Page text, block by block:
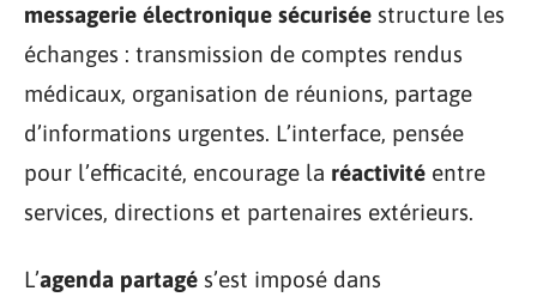
messagerie électronique sécurisée structure les
échanges : transmission de comptes rendus
médicaux, organisation de réunions, partage
d’informations urgentes. L’interface, pensée
pour l’efficacité, encourage la réactivité entre
services, directions et partenaires extérieurs.
L’agenda partagé s’est imposé dans